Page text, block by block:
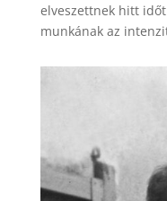
elveszettnek hitt
munkának az